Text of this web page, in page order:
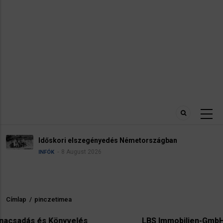
Időskori elszegényedés Németországban
INFÓK 8 August 2026
Morzsa
Címlap / pinczetimea
LBS Immobilien-GmbH NordWest